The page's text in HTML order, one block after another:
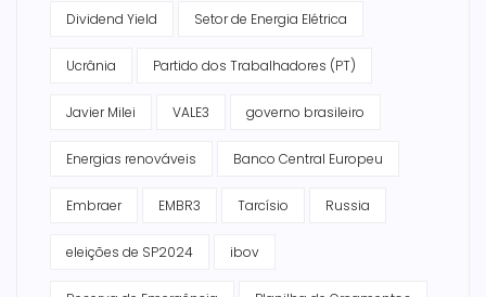
Dividend Yield Setor de Energia Elétrica
Ucrânia Partido dos Trabalhadores (PT)
Javier Milei VALE3 governo brasileiro
Energias renováveis Banco Central Europeu
Embraer EMBR3 Tarcísio Russia
eleições de SP2024 ibov